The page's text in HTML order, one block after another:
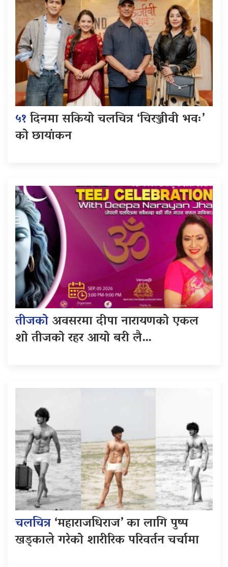
५१दिनमा सकियो चलचित्र ‘चिरञ्जीवी भवः’
को छायांकन
तीजकोअवसरमा दीपा नारायणको एकल
शो तीजको रहर आयो बरी लै…
चलचित्र‘महाराजधिराज’ का लागि पुष्प
खड्काले गरेको शारीरिक परिवर्तन चर्चामा